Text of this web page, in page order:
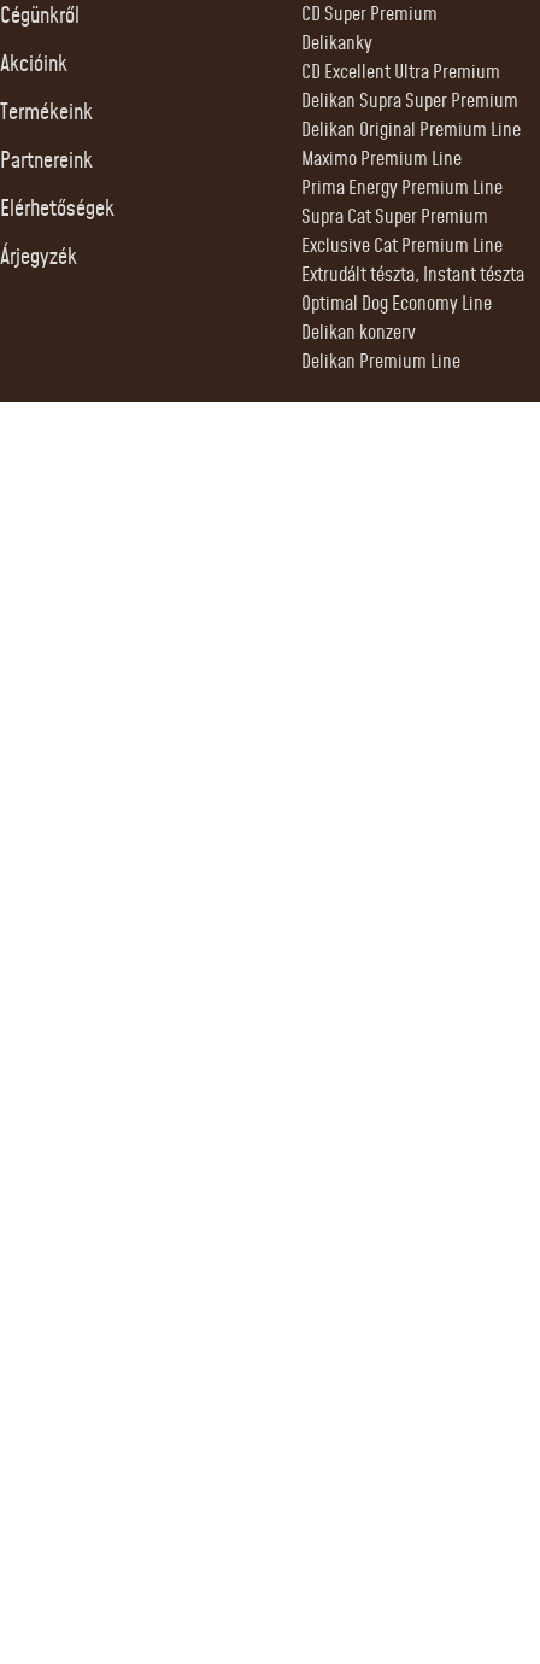
Cégünkről
Akcióink
Termékeink
Partnereink
Elérhetőségek
Árjegyzék
CD Super Premium
Delikanky
CD Excellent Ultra Premium
Delikan Supra Super Premium
Delikan Original Premium Line
Maximo Premium Line
Prima Energy Premium Line
Supra Cat Super Premium
Exclusive Cat Premium Line
Extrudált tészta, Instant tészta
Optimal Dog Economy Line
Delikan konzerv
Delikan Premium Line